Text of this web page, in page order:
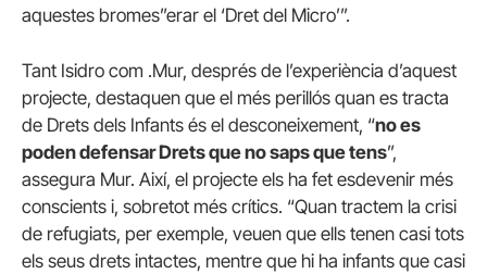
aquestes bromes”erar el ‘Dret del Micro’”.
Tant Isidro com .Mur, després de l’experiència d’aquest
projecte, destaquen que el més perillós quan es tracta
de Drets dels Infants és el desconeixement, “no es
poden defensar Drets que no saps que tens”,
assegura Mur. Així, el projecte els ha fet esdevenir més
conscients i, sobretot més crítics. “Quan tractem la crisi
de refugiats, per exemple, veuen que ells tenen casi tots
els seus drets intactes, mentre que hi ha infants que casi